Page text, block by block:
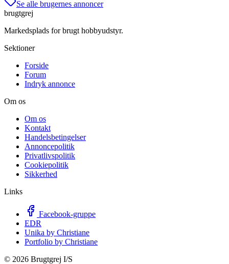
Se alle brugernes annoncer
brugtgrej
Markedsplads for brugt hobbyudstyr.
Sektioner
Forside
Forum
Indryk annonce
Om os
Om os
Kontakt
Handelsbetingelser
Annoncepolitik
Privatlivspolitik
Cookiepolitik
Sikkerhed
Links
Facebook-gruppe
EDR
Unika by Christiane
Portfolio by Christiane
© 2026 Brugtgrej I/S